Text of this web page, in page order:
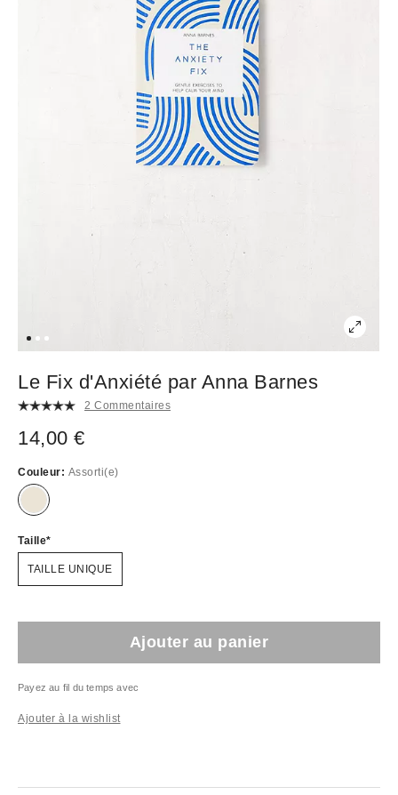
Le Fix d'Anxiété par Anna Barnes
2 Commentaires
14,00 €
Couleur: Assorti(e)
Taille
TAILLE UNIQUE
Ajouter au panier
Payez au fil du temps avec
Ajouter à la wishlist